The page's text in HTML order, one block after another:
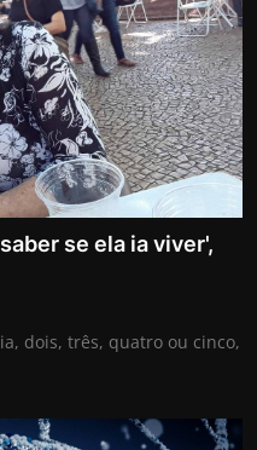
se ela ia viver',
dois, três, quatro ou cinco,